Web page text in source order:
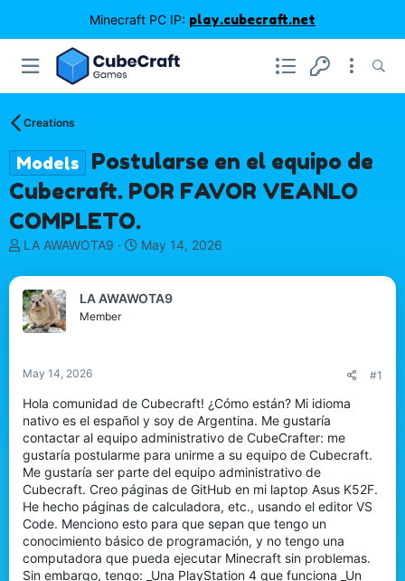
Minecraft PC IP: play.cubecraft.net
Creations
Models
Postularse en el equipo de
Cubecraft. POR FAVOR VEANLO
COMPLETO.
T
r
e
a
d
a
r
t
e
r
LA AWAWOTA9
S
a
r
May 14, 2026
LA AWAWOTA9
Member
May 14, 2026 #1
Hola comunidad de Cubecraft! ¿Cómo están? Mi idioma
nativo es el español y soy de Argentina. Me gustaría
contactar al equipo administrativo de CubeCrafter: me
gustaría postularme para unirme a su equipo de Cubecraft.
Me gustaría ser parte del equipo administrativo de
Cubecraft. Creo páginas de GitHub en mi laptop Asus K52F.
He hecho páginas de calculadora, etc., usando el editor VS
Code. Menciono esto para que sepan que tengo un
conocimiento básico de programación, y no tengo una
computadora que pueda ejecutar Minecraft sin problemas.
Sin embargo, tengo: _Una PlayStation 4 que funciona _Un